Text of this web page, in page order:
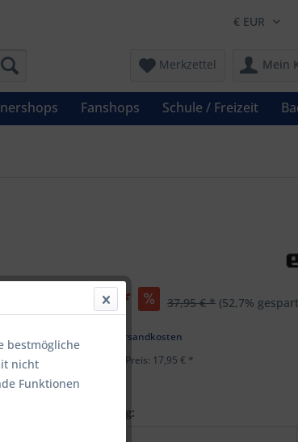
Merkzettel Mein
Fanshops Schule / Freizeit
17,95 € * 37,95 € * (52,7%
zzgl. Versandkosten
Letzter niedrigster Preis: 17,95 € *
Farbbezeichnung:
bestmögliche
nicht
Funktionen